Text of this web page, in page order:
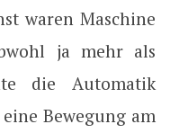
waren Maschine
ja mehr als
die Automatik
Bewegung am